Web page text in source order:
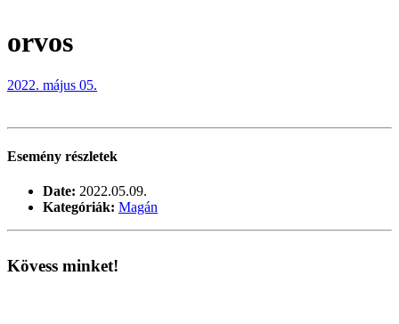
orvos
2022. május 05.
Esemény részletek
Date: 2022.05.09.
Kategóriák: Magán
Kövess minket!